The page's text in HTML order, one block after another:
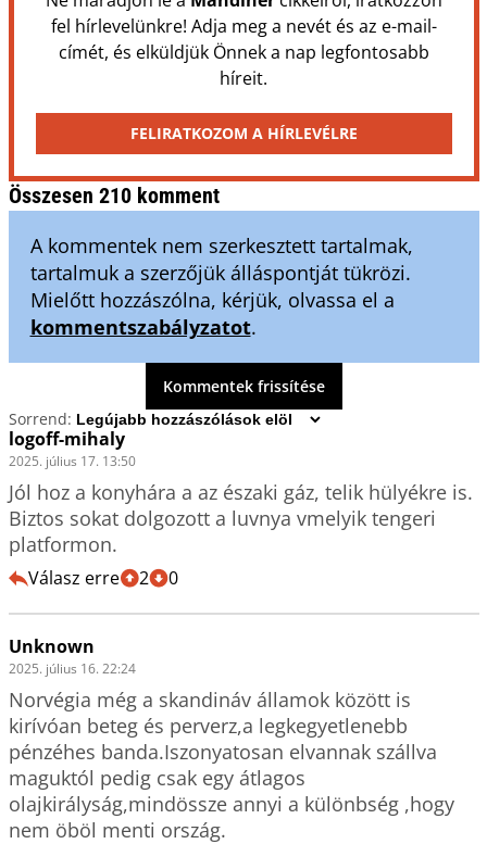
fel hírlevelünkre! Adja meg a nevét és az e-mail-
címét, és elküldjük Önnek a nap legfontosabb
híreit.
FELIRATKOZOM A HÍRLEVÉLRE
Összesen 210 komment
A kommentek nem szerkesztett tartalmak,
tartalmuk a szerzőjük álláspontját tükrözi.
Mielőtt hozzászólna, kérjük, olvassa el a
kommentszabályzatot.
Kommentek frissítése
Sorrend:
logoff-mihaly
2025. július 17. 13:50
Jól hoz a konyhára a az északi gáz, telik hülyékre is.
Biztos sokat dolgozott a luvnya vmelyik tengeri
platformon.
Válasz erre 2 0
Unknown
2025. július 16. 22:24
Norvégia még a skandináv államok között is
kirívóan beteg és perverz,a legkegyetlenebb
pénzéhes banda.Iszonyatosan elvannak szállva
maguktól pedig csak egy átlagos
olajkirályság,mindössze annyi a különbség ,hogy
nem öböl menti ország.